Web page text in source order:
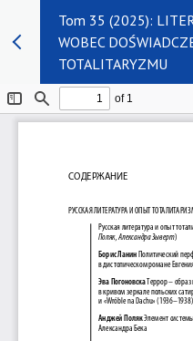
Tom 35 (2025):
WOBEC
TOTALITARYZMU